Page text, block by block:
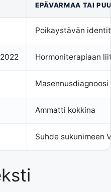
EPÄVARMAA TAI
Poikaystävän
Hormoniterapiaan
Masennusdiagnoosi
Ammatti kokkina
Suhde sukunimeen